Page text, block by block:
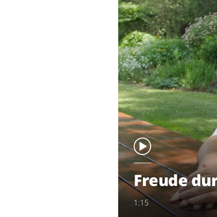
Freude
1:15